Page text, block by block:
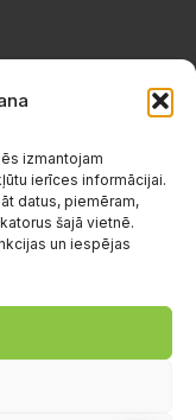
izmantojam
ierīces informācijai.
datus, piemēram,
šajā vietnē.
un iespējas